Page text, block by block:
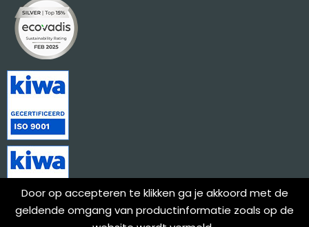
Door op accepteren te klikken ga je akkoord met de
geldende omgang van productinformatie zoals op de